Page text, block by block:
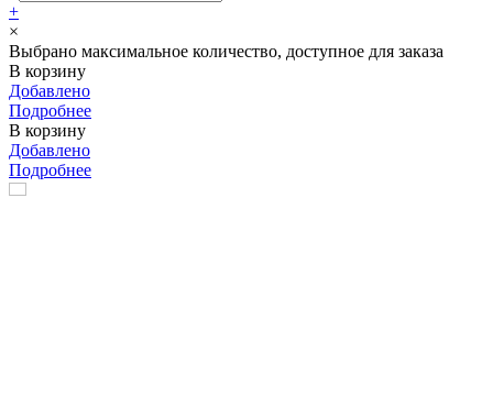
+
×
Выбрано максимальное количество, доступное для заказа
В корзину
Добавлено
Подробнее
В корзину
Добавлено
Подробнее